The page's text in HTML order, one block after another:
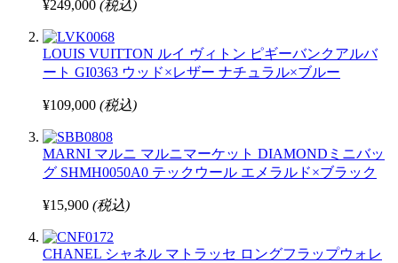
¥249,000 (税込)
LOUIS VUITTON ルイ ヴィトン ピギーバンクアルバ
ート GI0363 ウッド×レザー ナチュラル×ブルー
¥109,000 (税込)
MARNI マルニ マルニマーケット DIAMONDミニバッ
グ SHMH0050A0 テックウール エメラルド×ブラック
¥15,900 (税込)
CHANEL シャネル マトラッセ ロングフラップウォレ